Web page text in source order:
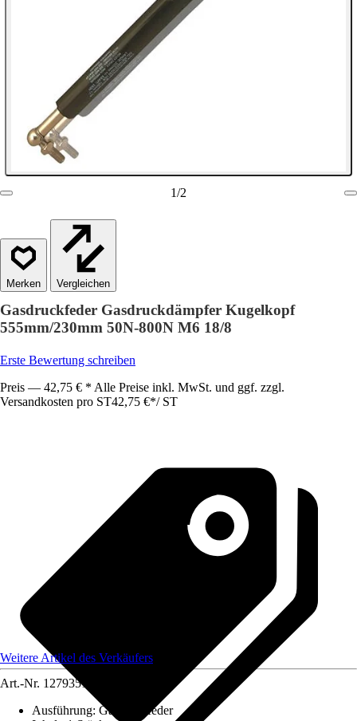
1/2
Vergleichen
Gasdruckfeder Gasdruckdämpfer Kugelkopf
555mm/230mm 50N-800N M6 18/8
Erste Bewertung schreiben
Preis — 42,75 € * Alle Preise inkl. MwSt. und ggf. zzgl.
Versandkosten pro ST42,75 €*/ ST
Weitere Artikel des Verkäufers
Art.-Nr. 12793513
Ausführung: Gasdruckfeder